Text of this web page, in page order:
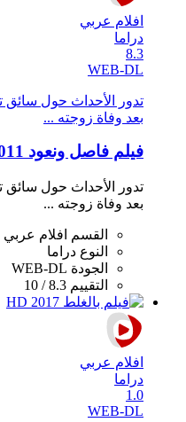
افلام عربي
دراما
8.3
WEB-DL
تدور الأحداث حول سائق
بعد وفاة زوجته ...
فيلم فاصل ونعود 2011 HD
تدور الأحداث حول سائق
بعد وفاة زوجته ...
القسم
افلام عربي
النوع دراما
الجودة WEB-DL
التقييم 8.3 / 10
افلام عربي
دراما
1.0
WEB-DL